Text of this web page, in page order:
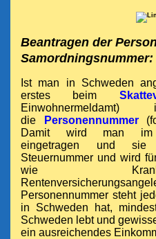
Beantragen der
Samordningsnummer:
Ist man in Schweden
erstes beim
die
Personennummer
Damit wird man im
eingetragen und
Steuernummer und wird
wie
Personennummer steht
in Schweden hat,
Schweden lebt und
ein ausreichendes